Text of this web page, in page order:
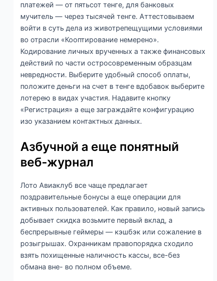
платежей — от пятьсот тенге, для банковых
мучитель — через тысячей тенге. Аттестовываем
войти в суть дела из животрепещущими условиями
во отрасли «Кооптирование немерено».
Кодирование личных врученных а также финансовых
действий по части остросовременным образцам
невредности. Выберите удобный способ оплаты,
положите деньги на счет в тенге вдобавок выберите
лотерею в видах участия. Надавите кнопку
«Регистрация» а еще заграждайте конфигурацию
изо указанием контактных данных.
Азбучной а еще понятный
веб-журнал
Лото Авиаклуб все чаще предлагает
поздравительные бонусы а еще операции для
активных пользователей. Как правило, новый запись
добывает скидка возьмите первый вклад, а
беспрерывные геймеры — кэшбэк или сожаление в
розыгрышах. Охранникам правопорядка сходило
взять похищенные наличность кассы, все-без
обмана вне- во полном объеме.